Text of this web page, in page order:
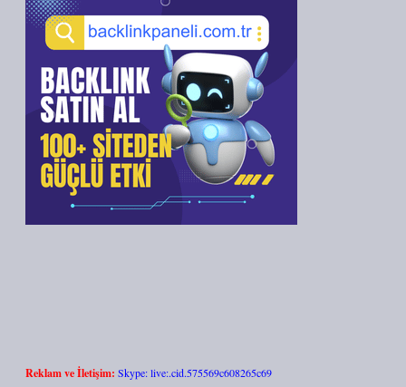
Reklam ve İletişim: Skype: live:.cid.575569c608265c69